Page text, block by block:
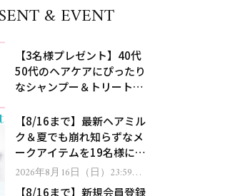
& EVENT
【3名様プレゼント】40代
50代のヘアケアにぴったり
なシャンプー＆トリートメ
処！
【8/16まで】最新ヘアミル
ク＆夏でも崩れ知らずなメ
ークアイテムを19名様にプ
レゼント！
2026年8月16日（日）23:59ま
で【8/16まで】新規会員登録